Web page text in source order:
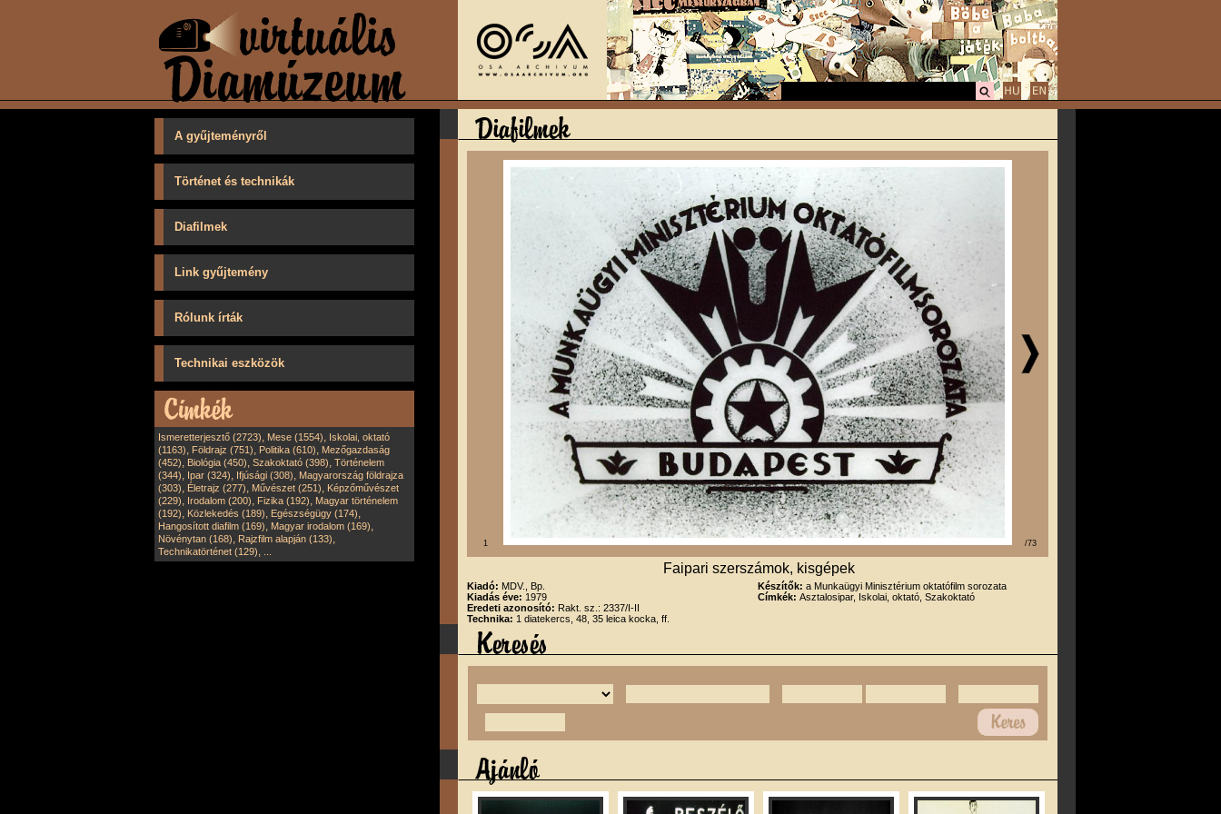
A gyűjteményről
Történet és technikák
Diafilmek
Link gyűjtemény
Rólunk írták
Technikai eszközök
Ismeretterjesztő (2723), Mese (1554), Iskolai, oktató
(1163), Földrajz (751), Politika (610), Mezőgazdaság
(452), Biológia (450), Szakoktató (398), Történelem
(344), Ipar (324), Ifjúsági (308), Magyarország földrajza
(303), Életrajz (277), Művészet (251), Képzőművészet
(229), Irodalom (200), Fizika (192), Magyar történelem
(192), Közlekedés (189), Egészségügy (174),
Hangosított diafilm (169), Magyar irodalom (169),
Növénytan (168), Rajzfilm alapján (133),
Technikatörténet (129),
1 /73
Faipari szerszámok, kisgépek
Kiadó: MDV., Bp.
Kiadás éve: 1979
Eredeti azonosító: Rakt. sz.: 2337/I-II
Technika: 1 diatekercs, 48, 35 leica kocka, ff.
Készítők: a Munkaügyi Minisztérium oktatófilm sorozata
Címkék: Asztalosipar, Iskolai, oktató, Szakoktató